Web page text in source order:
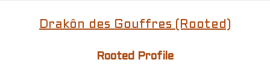
Drakôn des Gouffres (Rooted)
Rooted Profile